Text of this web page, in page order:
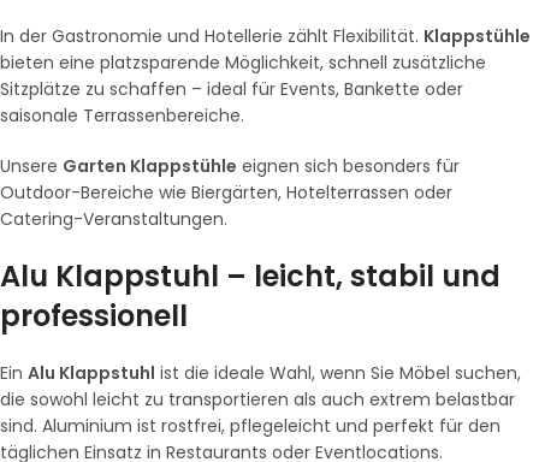
In der Gastronomie und Hotellerie zählt Flexibilität. Klappstühle
bieten eine platzsparende Möglichkeit, schnell zusätzliche
Sitzplätze zu schaffen – ideal für Events, Bankette oder
saisonale Terrassenbereiche.
Unsere Garten Klappstühle eignen sich besonders für
Outdoor-Bereiche wie Biergärten, Hotelterrassen oder
Catering-Veranstaltungen.
Alu Klappstuhl – leicht, stabil und
professionell
Ein Alu Klappstuhl ist die ideale Wahl, wenn Sie Möbel suchen,
die sowohl leicht zu transportieren als auch extrem belastbar
sind. Aluminium ist rostfrei, pflegeleicht und perfekt für den
täglichen Einsatz in Restaurants oder Eventlocations.